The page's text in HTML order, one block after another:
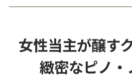
女性当主が醸す
緻密なピノ